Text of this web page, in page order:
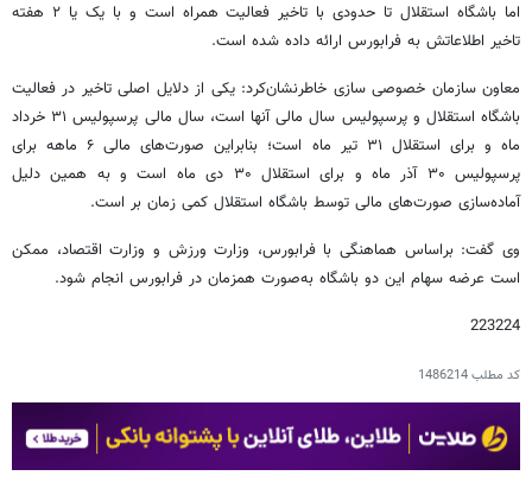
اما باشگاه استقلال تا حدودی با تاخیر فعالیت همراه است و با یک یا ۲ هفته
تاخیر اطلاعاتش به فرابورس ارائه داده شده است.
معاون سازمان خصوصی سازی خاطرنشان‌کرد: یکی از دلایل اصلی تاخیر در فعالیت
باشگاه استقلال و پرسپولیس سال مالی آنها است، سال مالی پرسپولیس ۳۱ خرداد
ماه و برای استقلال ۳۱ تیر ماه است؛ بنابراین صورت‌های مالی ۶ ماهه برای
پرسپولیس ۳۰ آذر ماه و برای استقلال ۳۰ دی ماه است و به همین دلیل
آماده‌سازی صورت‌های مالی توسط باشگاه استقلال کمی زمان بر است.
وی گفت:‌ براساس هماهنگی با فرابورس، وزارت ورزش و وزارت اقتصاد، ممکن
است عرضه سهام این دو باشگاه به‌صورت همزمان در فرابورس انجام شود.
223224
کد مطلب1486214